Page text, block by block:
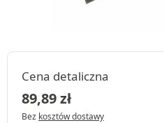
Cena detaliczna
89,89zł
Bez kosztów dostawy